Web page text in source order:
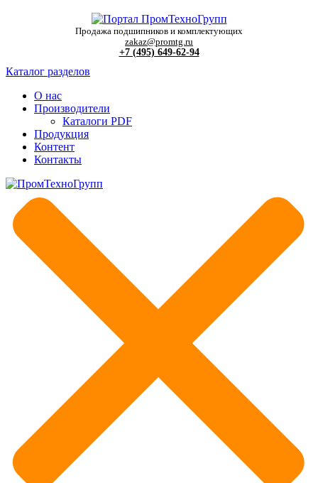
Продажа подшипников и комплектующих
zakaz@promtg.ru
+7 (495) 649-62-94
Каталог разделов
О нас
Производители
Каталоги PDF
Продукция
Контент
Контакты